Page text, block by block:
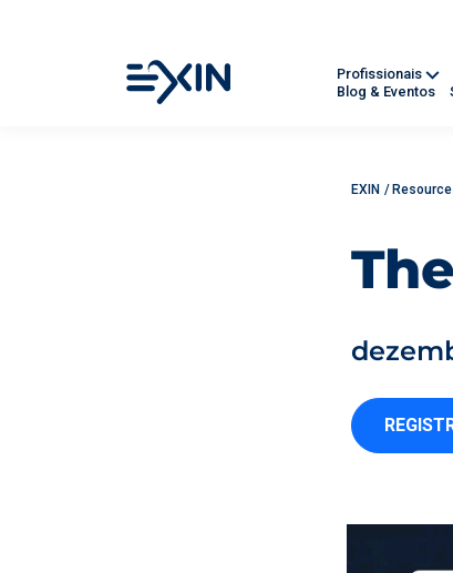
Profissionais
Blog & Eventos
EXIN /